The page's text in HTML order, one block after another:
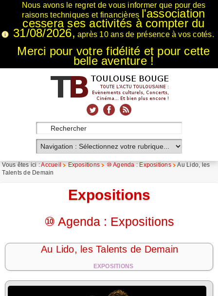
Nous avons le regret de vous informer que pour des
raisons techniques et financières l'association
cessera ses activités à compter du
31/08/2026, après 10 ans de présence à vos cotés.
Merci pour votre fidélité et pour cette
belle aventure !
Vous êtes ici :Accueil Expositions ⑩ Agenda : Expositions
Au Lido, les
Talents de Demain
Expositions
⑩ Agenda : Expositions
Au Lido, les Talents de Demain
EXPOSITIONS